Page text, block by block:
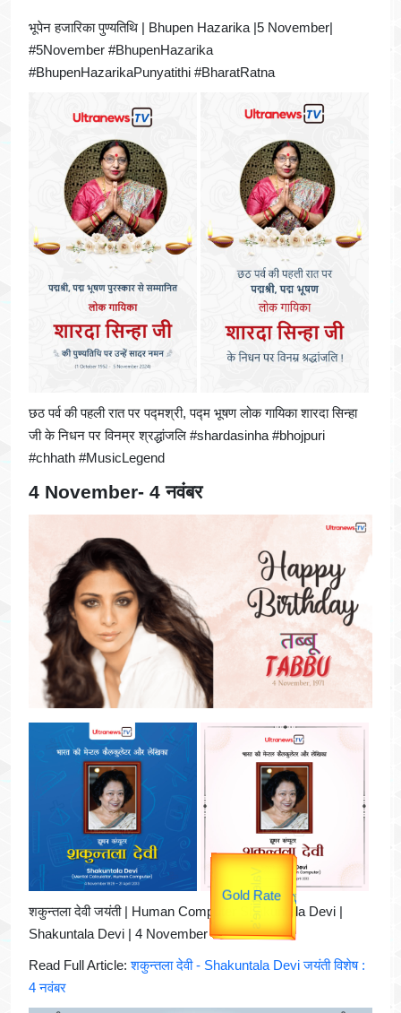
भूपेन हजारिका पुण्यतिथि | Bhupen Hazarika |5 November|
#5November #BhupenHazarika
#BhupenHazarikaPunyatithi #BharatRatna
छठ पर्व की पहली रात पर पद्मश्री, पद्म भूषण लोक गायिका शारदा सिन्हा
जी के निधन पर विनम्र श्रद्धांजलि #shardasinha #bhojpuri
#chhath #MusicLegend
4 November- 4 नवंबर
शकुन्तला देवी जयंती | Human Computer Shakuntala Devi |
Shakuntala Devi | 4 November
Read Full Article:शकुन्तला देवी - Shakuntala Devi जयंती विशेष :
4 नवंबर
उप प्रधानमंत्री
उपराष्ट्रपति
यात्रा
unTV Special